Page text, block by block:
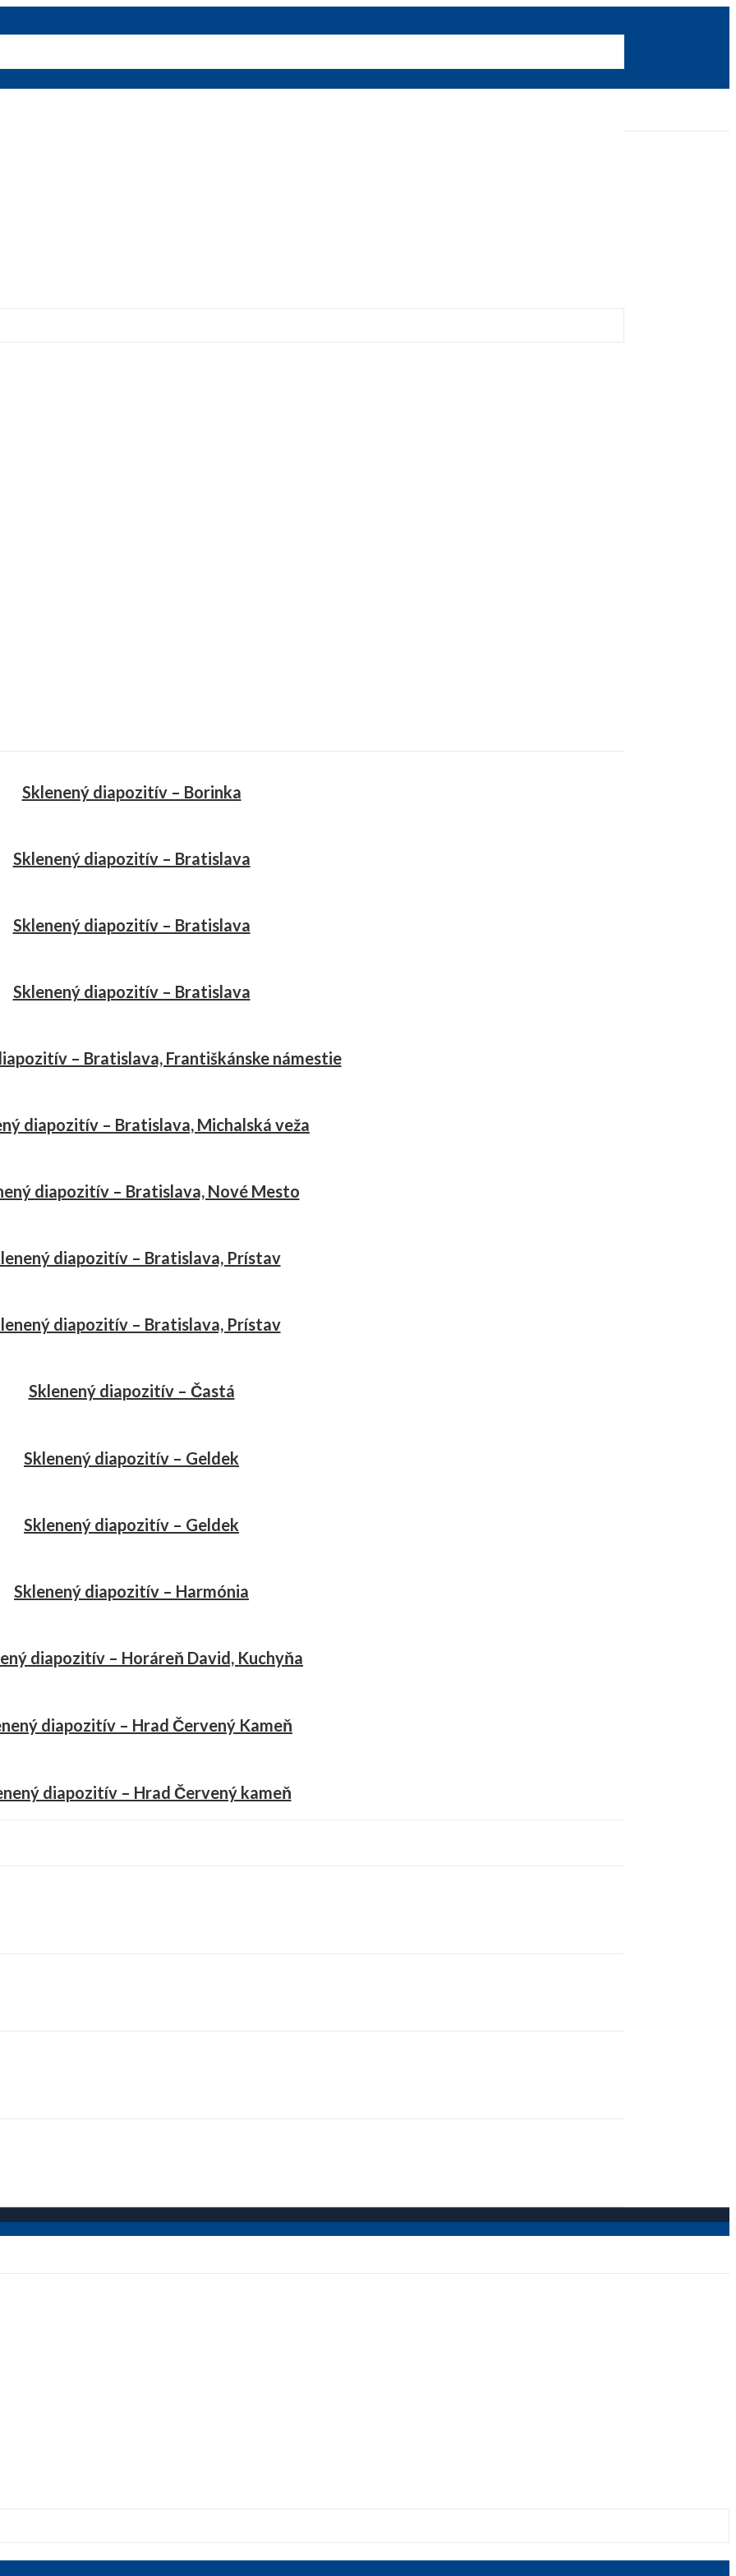
Sklenený diapozitív – Borinka
Sklenený diapozitív – Bratislava
Sklenený diapozitív – Bratislava
Sklenený diapozitív – Bratislava
– Bratislava, Františkánske námestie
diapozitív – Bratislava, Michalská veža
diapozitív – Bratislava, Nové Mesto
diapozitív – Bratislava, Prístav
diapozitív – Bratislava, Prístav
Sklenený diapozitív – Častá
Sklenený diapozitív – Geldek
Sklenený diapozitív – Geldek
Sklenený diapozitív – Harmónia
diapozitív – Horáreň David, Kuchyňa
diapozitív – Hrad Červený Kameň
diapozitív – Hrad Červený kameň